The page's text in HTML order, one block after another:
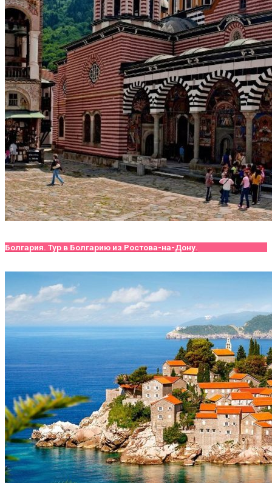
Болгария. Тур в Болгарию из Ростова-на-Дону.